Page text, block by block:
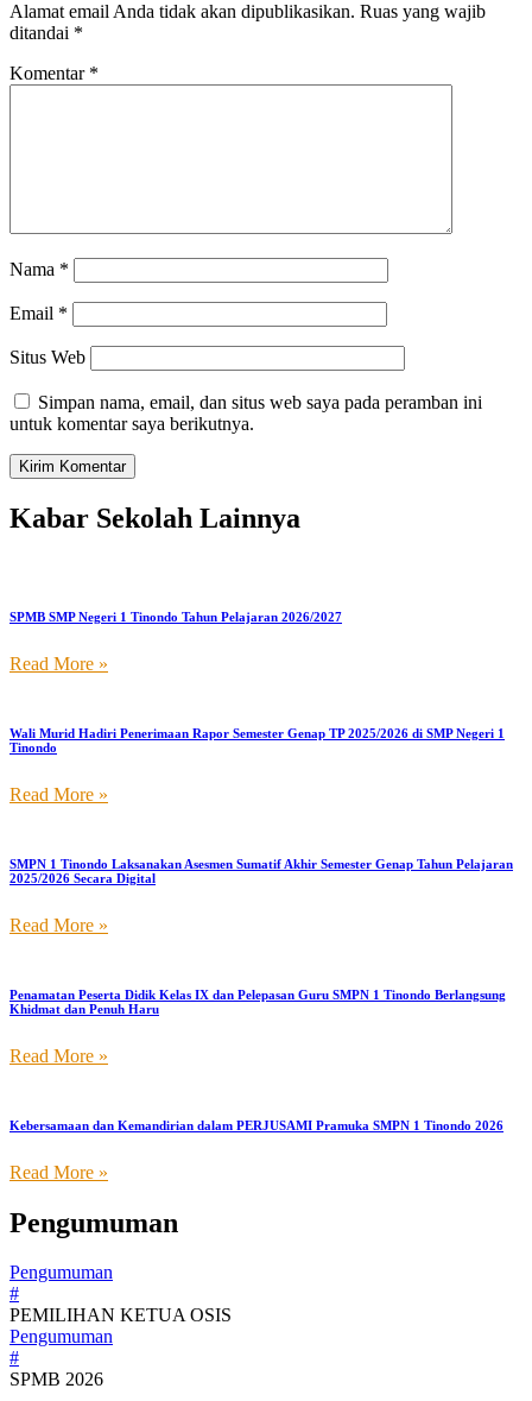
Alamat email Anda tidak akan dipublikasikan. Ruas yang wajib
ditandai *
Komentar *
Nama *
Email *
Situs Web
Simpan nama, email, dan situs web saya pada peramban ini
untuk komentar saya berikutnya.
Kabar Sekolah Lainnya
SPMB SMP Negeri 1 Tinondo Tahun Pelajaran 2026/2027
Read More »
Wali Murid Hadiri Penerimaan Rapor Semester Genap TP 2025/2026 di SMP Negeri 1
Tinondo
Read More »
SMPN 1 Tinondo Laksanakan Asesmen Sumatif Akhir Semester Genap Tahun Pelajaran
2025/2026 Secara Digital
Read More »
Penamatan Peserta Didik Kelas IX dan Pelepasan Guru SMPN 1 Tinondo Berlangsung
Khidmat dan Penuh Haru
Read More »
Kebersamaan dan Kemandirian dalam PERJUSAMI Pramuka SMPN 1 Tinondo 2026
Read More »
Pengumuman
Pengumuman
#
PEMILIHAN KETUA OSIS
Pengumuman
#
SPMB 2026